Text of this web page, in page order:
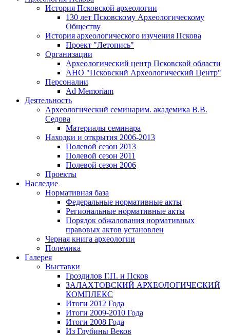
История Псковской археологии
130 лет Псковскому Археологическому
Обществу
История археологического изучения Пскова
Проект "Летопись"
Организации
Археологический центр Псковской области
АНО "Псковский Археологический Центр"
Персоналии
Ad Memoriam
Деятельность
Археологический семинарим. академика В.В.
Седова
Материалы семинара
Находки и открытия 2006-2013
Полевой сезон 2013
Полевой сезон 2011
Полевой сезон 2006
Проекты
Наследие
Нормативная база
Федеральные нормативные акты
Региональные нормативные акты
Порядок обжалования нормативных
правовых актов установлен
Черная книга археологии
Полемика
Галерея
Выставки
Гроздилов Г.П. и Псков
ЗАЛАХТОВСКИЙ АРХЕОЛОГИЧЕСКИЙ
КОМПЛЕКС
Итоги 2012 Года
Итоги 2009-2010 Года
Итоги 2008 Года
Из Глубины Веков